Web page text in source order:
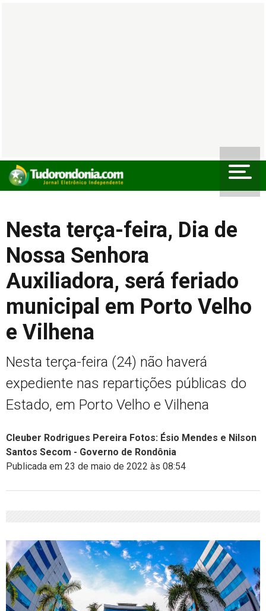
Nesta terça-feira, Dia de
Nossa Senhora
Auxiliadora, será feriado
municipal em Porto Velho
e Vilhena
Nesta terça-feira (24) não haverá
expediente nas repartições públicas do
Estado, em Porto Velho e Vilhena
Cleuber Rodrigues Pereira Fotos: Ésio Mendes e Nilson
Santos Secom - Governo de Rondônia
Publicada em 23 de maio de 2022 às 08:54